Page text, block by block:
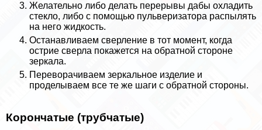
Желательно либо делать перерывы дабы охладить
стекло, либо с помощью пульверизатора распылять
на него жидкость.
Останавливаем сверление в тот момент, когда
острие сверла покажется на обратной стороне
зеркала.
Переворачиваем зеркальное изделие и
проделываем все те же шаги с обратной стороны.
Корончатые (трубчатые)